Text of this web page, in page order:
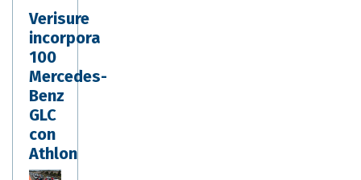
Verisure
incorpora
100
Mercedes-
Benz
GLC
con
Athlon